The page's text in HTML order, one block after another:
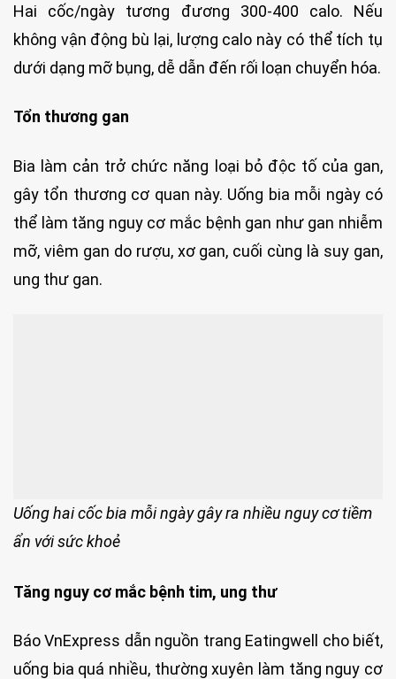
Hai cốc/ngày tương đương 300-400 calo. Nếu
không vận động bù lại, lượng calo này có thể tích tụ
dưới dạng mỡ bụng, dễ dẫn đến rối loạn chuyển hóa.
Tổn thương gan
Bia làm cản trở chức năng loại bỏ độc tố của gan,
gây tổn thương cơ quan này. Uống bia mỗi ngày có
thể làm tăng nguy cơ mắc bệnh gan như gan nhiễm
mỡ, viêm gan do rượu, xơ gan, cuối cùng là suy gan,
ung thư gan.
Uống hai cốc bia mỗi ngày gây ra nhiều nguy cơ tiềm
ẩn với sức khoẻ
Tăng nguy cơ mắc bệnh tim, ung thư
Báo VnExpress dẫn nguồn trang Eatingwell cho biết,
uống bia quá nhiều, thường xuyên làm tăng nguy cơ